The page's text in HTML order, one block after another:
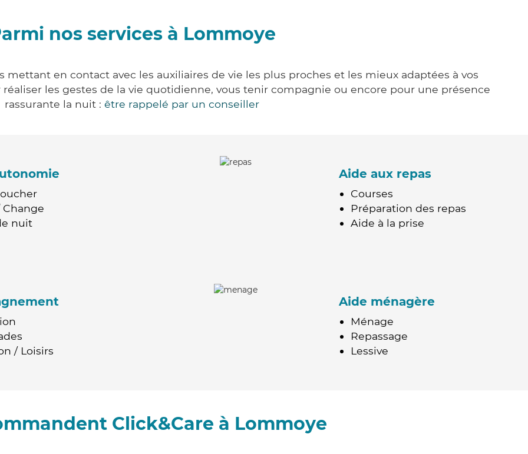
nos services à Lommoye
mettant en contact avec les auxiliaires de vie les plus proches et les mieux adaptées à vos
les gestes de la vie quotidienne, vous tenir compagnie ou encore pour une présence
rassurante la nuit : être rappelé par un conseiller
nuit
Aide aux repas
Courses
Préparation des repas
Aide à la prise
/ Loisirs
Aide ménagère
Ménage
Repassage
Lessive
Click&Care à Lommoye